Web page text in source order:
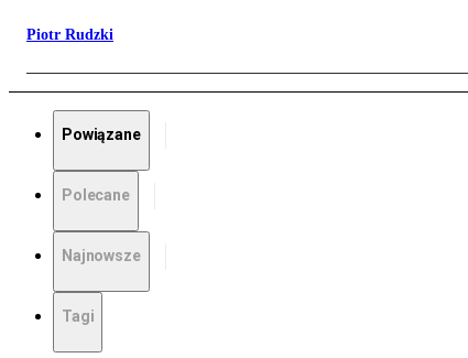
Piotr Rudzki
Powiązane
Polecane
Najnowsze
Tagi